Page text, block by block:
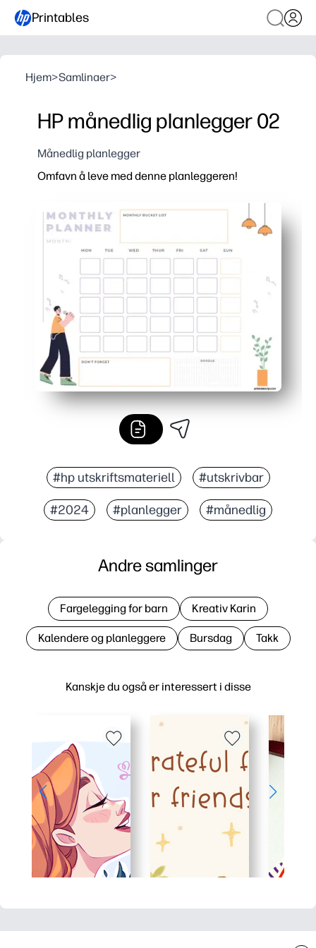
Printables
Hjem>Samlinaer>
HP månedlig planlegger 02
Månedlig planlegger
Omfavn å leve med denne planleggeren!
#hp utskriftsmateriell #utskrivbar
#2024 #planlegger #månedlig
Kanskje du også er interessert i disse
Andre samlinger
Fargelegging for barn Kreativ Karin
Kalendere og planleggere Bursdag Takk